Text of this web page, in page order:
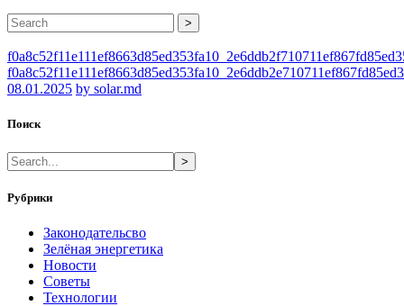
>
08.01.2025 by solar.md
Поиск
>
Рубрики
Законодательсво
Зелёная энергетика
Новости
Советы
Технологии